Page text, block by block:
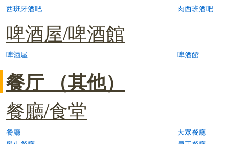
西班牙酒吧 肉西班酒吧
啤酒屋/啤酒館
啤酒屋 啤酒館
餐厅 （其他）
餐廳/食堂
餐廳
大眾餐廳